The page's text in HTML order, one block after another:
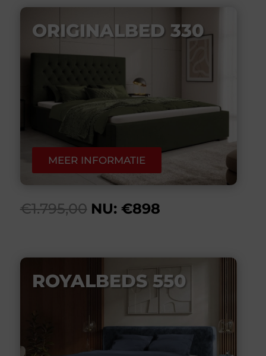
ORIGINALBED 330
MEER INFORMATIE
€1.795,00 NU: €898
ROYALBEDS 550